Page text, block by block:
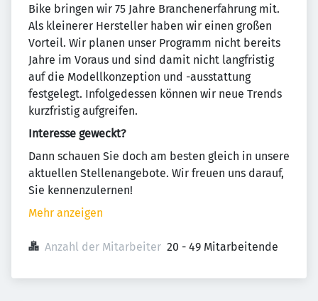
Bike bringen wir 75 Jahre Branchenerfahrung mit.
Als kleinerer Hersteller haben wir einen großen
Vorteil. Wir planen unser Programm nicht bereits
Jahre im Voraus und sind damit nicht langfristig
auf die Modellkonzeption und -ausstattung
festgelegt. Infolgedessen können wir neue Trends
kurzfristig aufgreifen.
Interesse geweckt?
Dann schauen Sie doch am besten gleich in unsere
aktuellen Stellenangebote. Wir freuen uns darauf,
Sie kennenzulernen!
Mehr anzeigen
Anzahl der Mitarbeiter 20 - 49 Mitarbeitende